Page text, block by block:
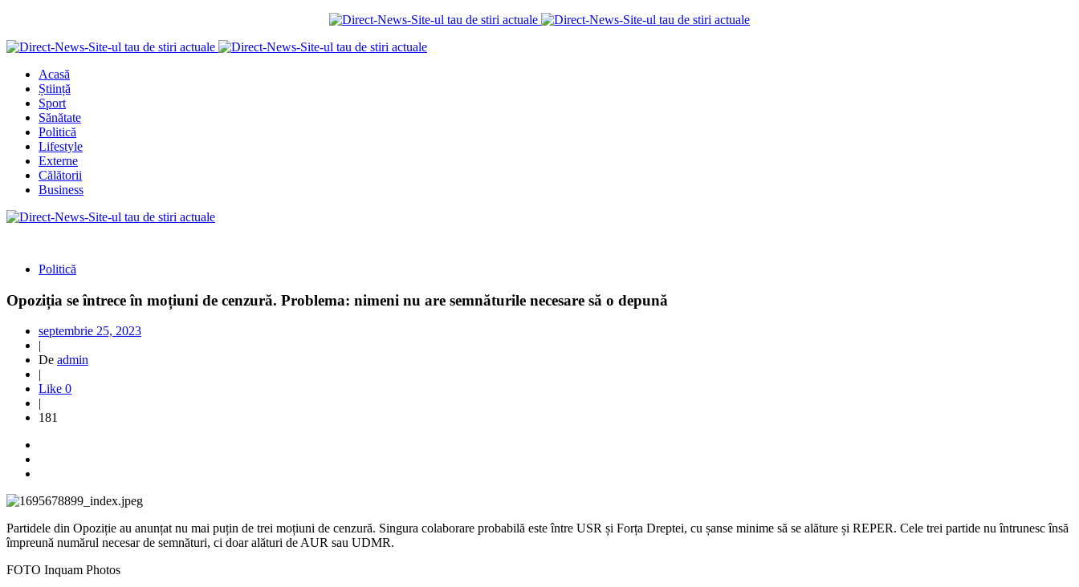
Acasă
Știință
Sport
Sănătate
Politică
Lifestyle
Externe
Călătorii
Business
Politică
Opoziția se întrece în moțiuni de cenzură. Problema: nimeni nu are semnăturile necesare să o depună
septembrie 25, 2023
|
De admin
|
Like 0
|
181
Partidele din Opoziție au anunțat nu mai puțin de trei moțiuni de cenzură. Singura colaborare probabilă este între USR și Forța Dreptei, cu șanse minime să se alăture și REPER. Cele trei partide nu întrunesc însă
împreună numărul necesar de semnături, ci doar alături de AUR sau UDMR.
FOTO Inquam Photos